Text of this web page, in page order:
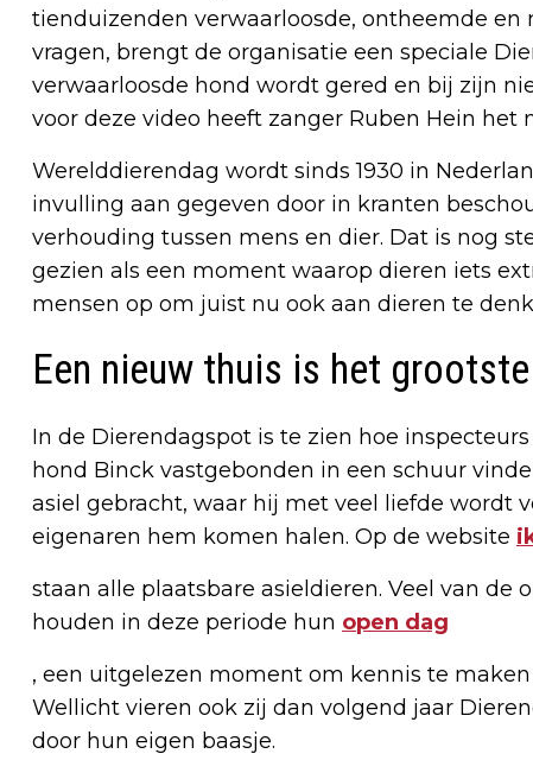
tienduizenden verwaarloosde, ontheemde
vragen, brengt de organisatie een speciale
verwaarloosde hond wordt gered en bij zijn
voor deze video heeft zanger Ruben Hein het
Werelddierendag wordt sinds 1930 in
invulling aan gegeven door in kranten
verhouding tussen mens en dier. Dat is nog
gezien als een moment waarop dieren iets
mensen op om juist nu ook aan dieren te
Een nieuw thuis is het
In de Dierendagspot is te zien hoe
hond Binck vastgebonden in een schuur
asiel gebracht, waar hij met veel liefde wordt
eigenaren hem komen halen. Op de website
staan alle plaatsbare asieldieren. Veel van de
houden in deze periode hun open dag
, een uitgelezen moment om kennis te
Wellicht vieren ook zij dan volgend jaar
door hun eigen baasje.